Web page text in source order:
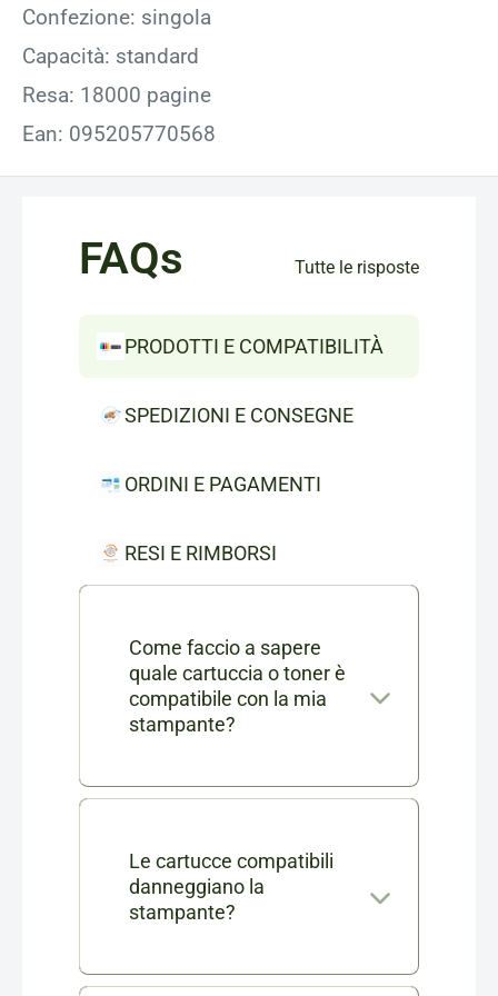
Confezione: singola
Capacità: standard
Resa: 18000 pagine
Ean: 095205770568
FAQs Tutte le risposte
PRODOTTI E COMPATIBILITÀ
SPEDIZIONI E CONSEGNE
ORDINI E PAGAMENTI
RESI E RIMBORSI
Come faccio a sapere
quale cartuccia o toner è
compatibile con la mia
stampante?
Nella scheda di ogni prodotto
completo dei modelli di
stampanti compatibili. Se ti
contattarci in chat o via mail a
Le cartucce compatibili
danneggiano la
stampante?
No, le nostre cartucce